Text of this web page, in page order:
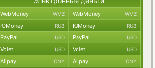
WebMoney WMZ WebMoney WMZ
ЮMoney RUB ЮMoney RUB
PayPal USD PayPal USD
Volet USD Volet USD
Alipay CNY Alipay CNY